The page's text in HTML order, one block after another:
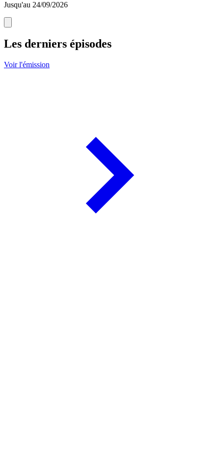
Jusqu'au 24/09/2026
Les derniers épisodes
Voir l'émission